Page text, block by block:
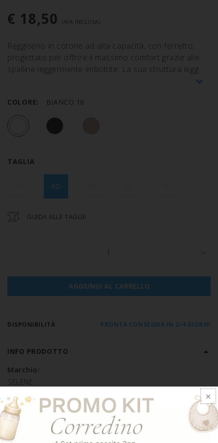
€ 18,50 (IVA INCLUSA)
Reggiseno in cotone ad alta capacità, con ferretto,
progettato per offrire il massimo comfort grazie alle
spalline leggermente imbottite. La sua struttura legg
COLORE: BIANCO 10
TAGLIA
4D
GUIDA ALLE TAGLIE
1
AGGIUNGI AL CARRELLO
DISPONIBILITÀ PRONTA CONSEGNA IN 2/4 GIORNI
INFO PRODOTTO
Marchio:
SELENE
Tipologia:
REGGISENO SENZA IMBOTTITURA CON FERRETTO
Composizione: